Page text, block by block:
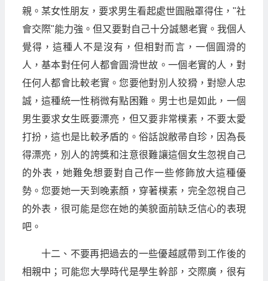
親。某女性朋友，要求男生看起處世圓融罩得住，"社
會交際"能力強。但又要對自己十分誠懇老實。我個人
覺得，這種人不是沒有，但相對而言，一個圓滑的
人，基本對任何人都會圓滑世故。一個老實的人，對
任何人都會比較老實。您要他對別人狡猾，對戀人忠
誠，這種統一性稍微有點困難。男士也是如此，一個
男生要求女生既要漂亮，但又要非常樸素，不要太愛
打扮，這也是比較矛盾的。俗話說敝帚自珍，因為長
得漂亮，別人的誇獎和注意很難讓這個女生忽視自己
的外表，她難免想要對自己作一些修飾放大這種優
勢。您要她一天到晚素顏，穿著樸素，完全忽視自己
的外表，很可能是您在她的美貌面前缺乏信心的表現
吧。
十二、不要再把過去的一些優越感帶到工作後的
相親中；可能您大學時代是學生幹部，交際廣，很有